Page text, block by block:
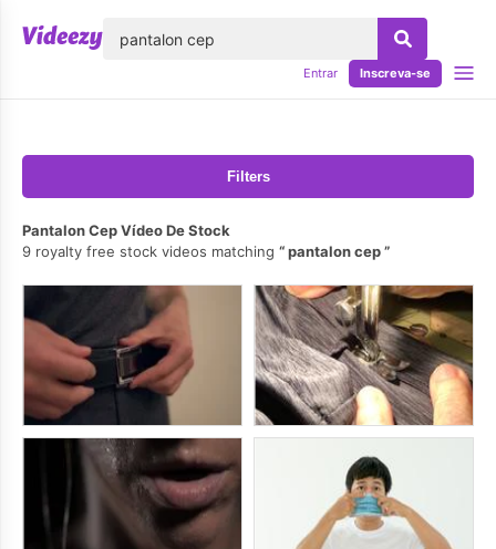
Entrar Inscreva-se
Filters
Pantalon Cep Vídeo De Stock
9 royalty free stock videos matching
pantalon cep